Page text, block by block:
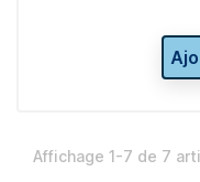
Affichage 1-7 de 7